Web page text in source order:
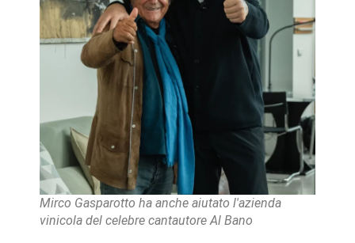
Mirco Gasparotto ha anche aiutato l'azienda
vinicola del celebre cantautore Al Bano